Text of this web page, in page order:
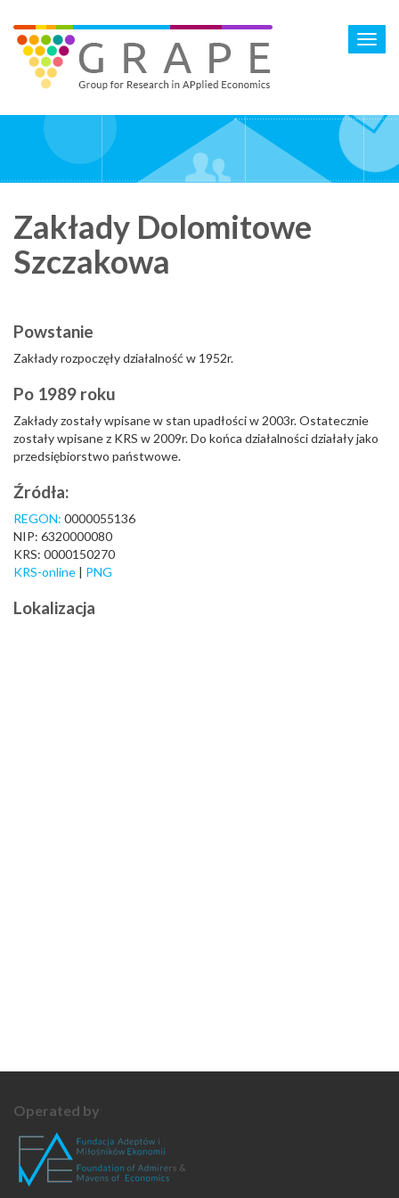
main
content
Zakłady Dolomitowe
Szczakowa
Powstanie
Zakłady rozpoczęły działalność w 1952r.
Po 1989 roku
Zakłady zostały wpisane w stan upadłości w 2003r. Ostatecznie
zostały wpisane z KRS w 2009r. Do końca działalności działały jako
przedsiębiorstwo państwowe.
Źródła:
REGON: 0000055136
NIP: 6320000080
KRS: 0000150270
KRS-online | PNG
Lokalizacja
Operated by